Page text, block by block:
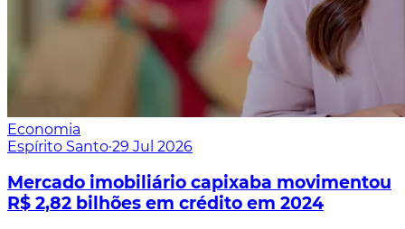
Economia
Espírito Santo·29 Jul 2026
Mercado imobiliário capixaba movimentou
R$ 2,82 bilhões em crédito em 2024